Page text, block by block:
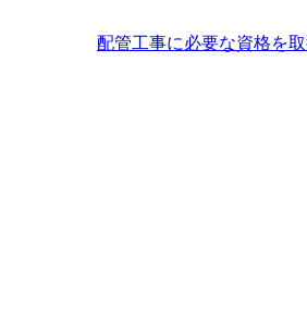
配管工事に必要な資格を